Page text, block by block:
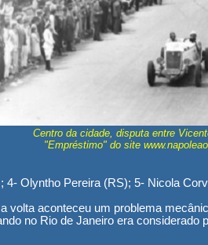
Centro da cidade, disputa entre
"Empréstimo" do site
; 4- Olyntho Pereira (RS); 5- Nicola
volta aconteceu um problema
no Rio de Janeiro era considerado